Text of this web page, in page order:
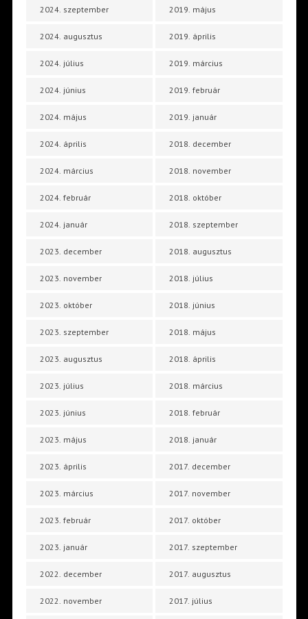
2024. szeptember
2024. augusztus
2024. július
2024. június
2024. május
2024. április
2024. március
2024. február
2024. január
2023. december
2023. november
2023. október
2023. szeptember
2023. augusztus
2023. július
2023. június
2023. május
2023. április
2023. március
2023. február
2023. január
2022. december
2022. november
2019. május
2019. április
2019. március
2019. február
2019. január
2018. december
2018. november
2018. október
2018. szeptember
2018. augusztus
2018. július
2018. június
2018. május
2018. április
2018. március
2018. február
2018. január
2017. december
2017. november
2017. október
2017. szeptember
2017. augusztus
2017. július